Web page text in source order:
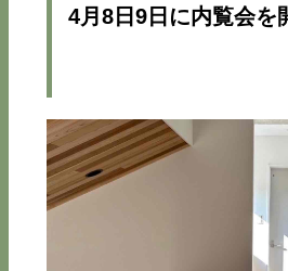
4月8日9日に内覧会を